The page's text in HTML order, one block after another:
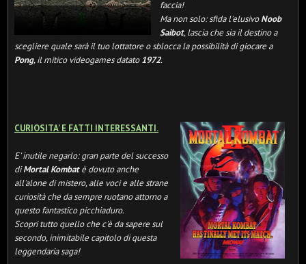
faccia!
Ma non solo: sfida l'elusivoNoob
Saibot, lascia che sia il destino a
scegliere quale sarà il tuo lottatore o sblocca la possibilità di giocare a
Pong, il mitico videogames datato1972.
CURIOSITA' E FATTI INTERESSANTI.
E' inutile negarlo: gran parte del successo
diMortal Kombatè dovuto anche
all'alone di mistero, alle voci e alle strane
curiosità che da sempre ruotano attorno a
questo fantastico picchiaduro.
Scopri tutto quello che c'è da sapere sul
secondo, inimitabile capitolo di questa
leggendaria saga!